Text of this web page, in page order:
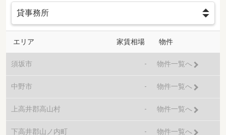
エリア 家賃相場 物件
須坂市 - 物件一覧へ
中野市 - 物件一覧へ
上高井郡高山村 - 物件一覧へ
下高井郡山ノ内町 - 物件一覧へ